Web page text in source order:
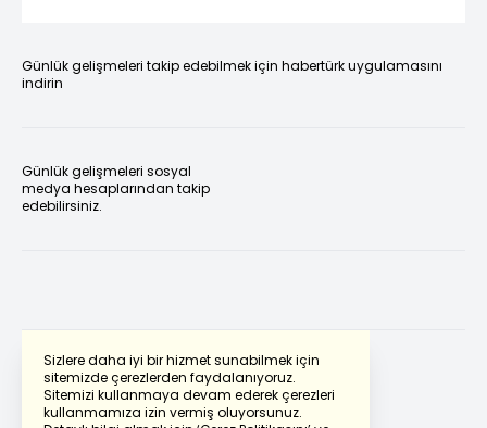
Sizlere daha iyi bir hizmet sunabilmek için
sitemizde çerezlerden faydalanıyoruz.
Sitemizi kullanmaya devam ederek çerezleri
kullanmamıza izin vermiş oluyorsunuz.
Günlük gelişmeleri takip edebilmek için habertürk uygulamasını
indirin
Günlük gelişmeleri sosyal
medya hesaplarından takip
edebilirsiniz.
Powered by Translate